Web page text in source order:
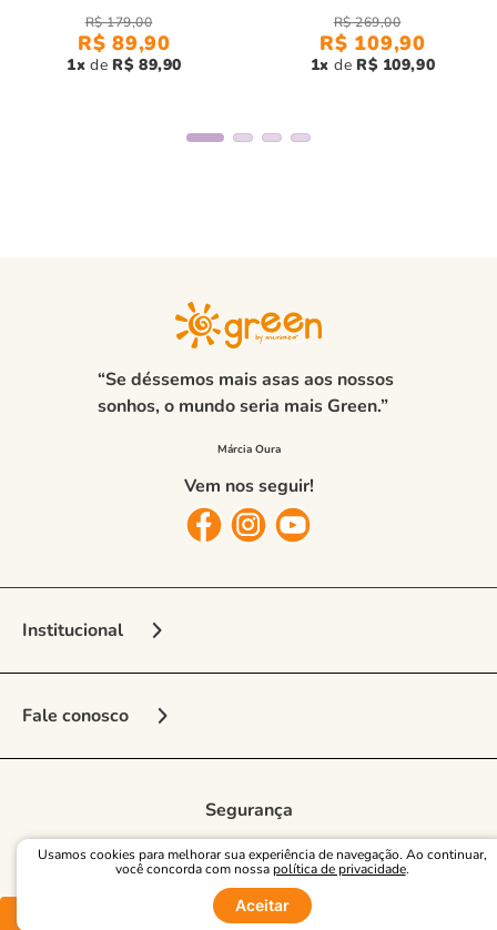
Usamos cookies para melhorar sua experiência de navegação. Ao continuar,
você concorda com nossa política de privacidade.
Aceitar
Comprar
R$ 179,00
R$ 89,90
1 R$ 89,90
R$ 269,00
R$ 109,90
1 R$ 109,90
“Se déssemos mais asas aos nossos
sonhos, o mundo seria mais Green.”
Vem nos seguir!
Institucional
Sobre a Marca
Nossas Lojas
Regulamento e Promoções
Entrega e frete
Fale conosco
Vendedora Online
Central de Atendimento
Segurança